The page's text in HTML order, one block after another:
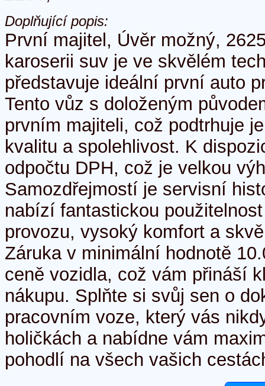
Doplňující popis:
První majitel, Úvěr možný,
karoserii suv je ve skvělém
představuje ideální první auto
Tento vůz s doloženým
prvním majiteli, což podtrhuje
kvalitu a spolehlivost. K
odpočtu DPH, což je velkou
Samozdřejmostí je servisní
nabízí fantastickou
provozu, vysoký komfort a
Záruka v minimální hodnotě
ceně vozidla, což vám přináší
nákupu. Splňte si svůj sen o
pracovním voze, který vás
holičkách a nabídne vám
pohodlí na všech vašich